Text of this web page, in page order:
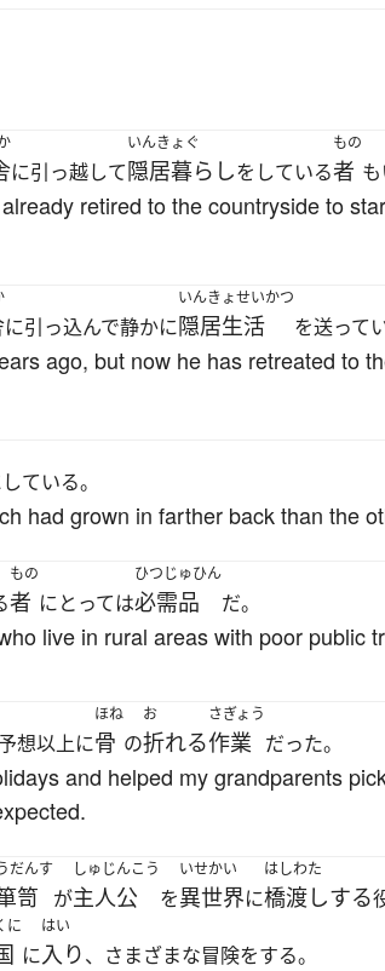
に引っ越して
いんきょぐ
隠居暮らしをしている
もの
者 も
retired to the countryside to
に引っ込んで静かに
いんきょせいかつ
隠居生活 を送って
ago, but now he has retreated to
ている。
had grown in farther back than the
もの
者 にとっては
ひつじゅひん
必需品 だ。
live in rural areas with poor public
想以上に
ほね
骨 の
お
折れる
さぎょう
作業 だった。
and helped my grandparents
だんす
笥 が
しゅじんこう
主人公 を
いせかい
異世界に
はしわた
橋渡しする
に
に
はい
入り、さまざまな冒険をする。